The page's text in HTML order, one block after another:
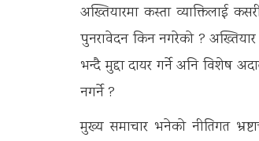
अख्तियारमा कस्ता व्याक्तिलाई
पुनरावेदन किन नगरेको ? अख्तियार
भन्दै मुद्दा दायर गर्ने अनि विशेष
नगर्ने ?
मुख्य समाचार भनेको नीतिगत